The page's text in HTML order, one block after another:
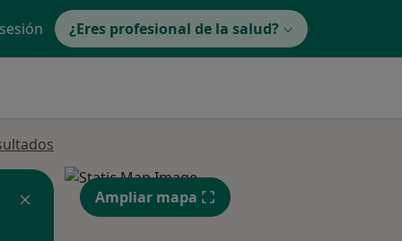
¿Eres profesional de la salud?
Ampliar mapa